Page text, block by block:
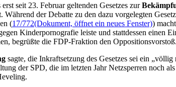
seit 23. Februar geltenden Gesetzes zur
der Debatte zu den dazu vorgelegten
(17/772(Dokument, öffnet ein neues Fenster))
Kinderpornografie leiste und stattdessen
begrüßte die FDP-Fraktion den Oppositionsvorstoß.
sagte, die Inkraftsetzung des Gesetzes sei ein
der SPD, die im letzten Jahr Netzsperren noch